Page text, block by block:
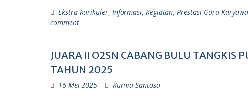
Ekstra Kurikuler, Informasi, Kegiatan, Prestasi Guru
comment
JUARA II O2SN CABANG BULU TANGKIS
TAHUN 2025
16 Mei 2025 Kurnia Santosa